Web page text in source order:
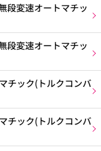
段変速オートマチッ
段変速オートマチッ
チック(トルクコンバ
チック(トルクコンバ